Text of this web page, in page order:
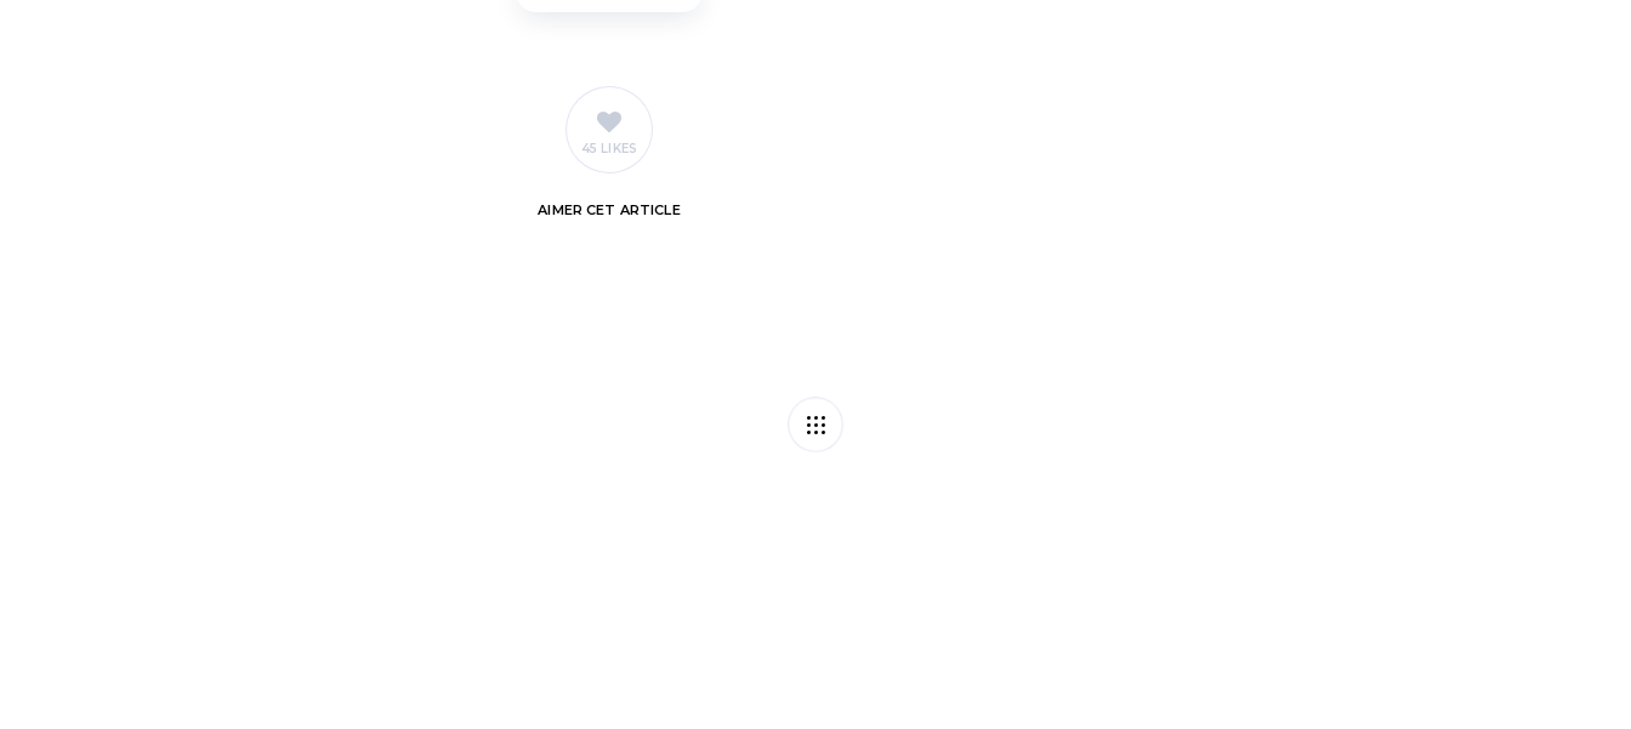
45 LIKES
AIMER CET ARTICLE